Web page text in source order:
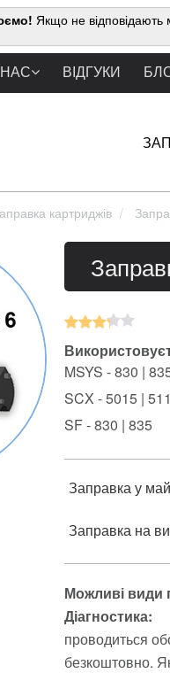
Якщо не
ВІДГУКИ
картриджів
MSYS - 830 |
SCX - 5015 |
SF - 830 | 835
Заправка у
Заправка на
Можливі види
Діагностика:
проводиться
безкоштовно.